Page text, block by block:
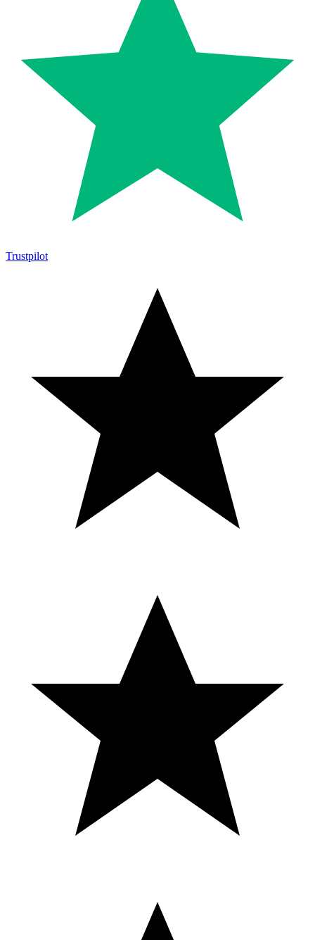
Trustpilot